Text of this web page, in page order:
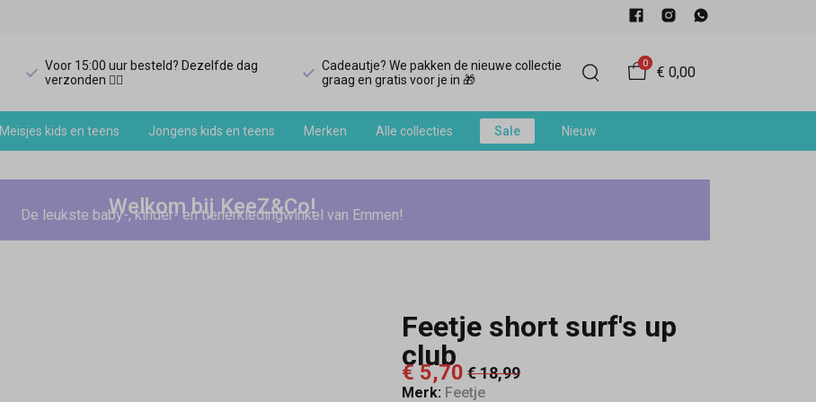
Voor 15:00 uur besteld? Dezelfde dag
verzonden 🏃‍♀️
Cadeautje? We pakken de nieuwe collectie
graag en gratis voor je in 🎁
0
€ 0,00
Meisjes kids en teens Jongens kids en teens Merken Alle collecties Sale Nieuw
Welkom bij KeeZ&Co!
De leukste baby-, kinder- en tienerkledingwinkel van Emmen!
Feetje short surf's up
club
€ 5,70 € 18,99
Merk: Feetje